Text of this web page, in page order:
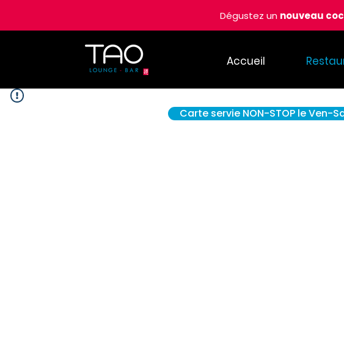
Dégustez un nouveau
Accueil
Carte servie NON-STOP le Ven-